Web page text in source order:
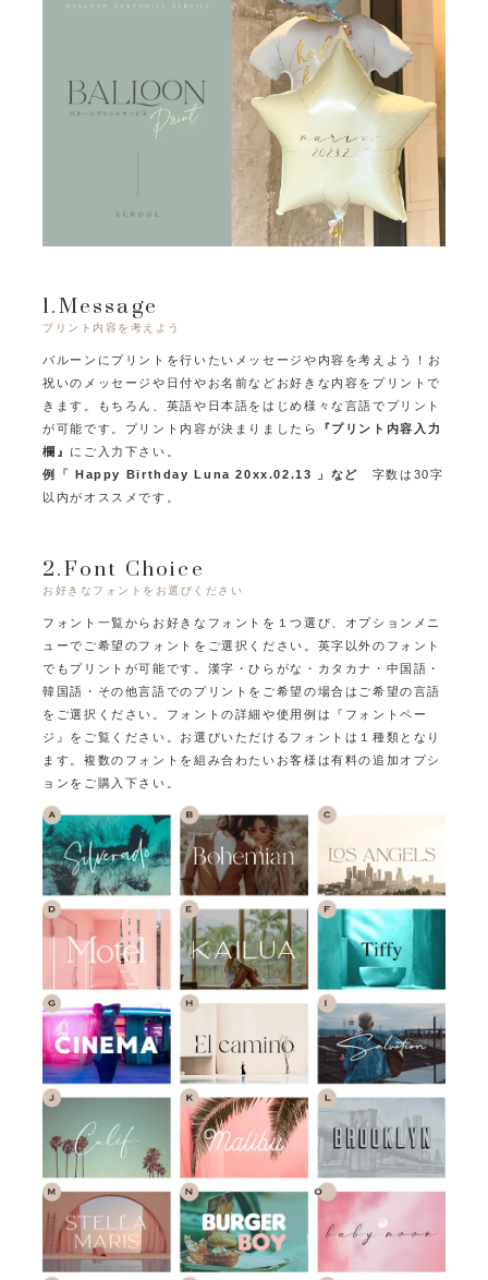
1.Message
プリント内容を考えよう
バルーンにプリントを行いたいメッセージや内容を考えよう！
お
祝いのメッセージや日付やお名前などお好きな内容をプリントで
きます。
もちろん、英語や日本語をはじめ様々な言語でプリント
が可能です。 プリント内容が決まりましたら
『プリント内容入力
欄』 にご入力下さい。
例「 Happy Birthday Luna 20xx.02.13 」など 字数は30字
以内がオススメです。
2.Font Choice
お好きなフォントをお選びください
フォント一覧からお好きなフォントを１つ選び、オプションメニ
ューでご希望のフォントをご選択ください。 英字以外のフォント
でもプリントが可能です。 漢字・ひらがな・カタカナ・中国語・
韓国語・その他言語でのプリントをご希望の場合はご希望の言語
をご選択ください。
フォントの詳細や使用例は『フォントペー
ジ』をご覧ください。 お選びいただけるフォントは１種類となり
ます。 複数のフォントを組み合わたいお客様は有料の追加オプシ
ョンをご購入下さい。